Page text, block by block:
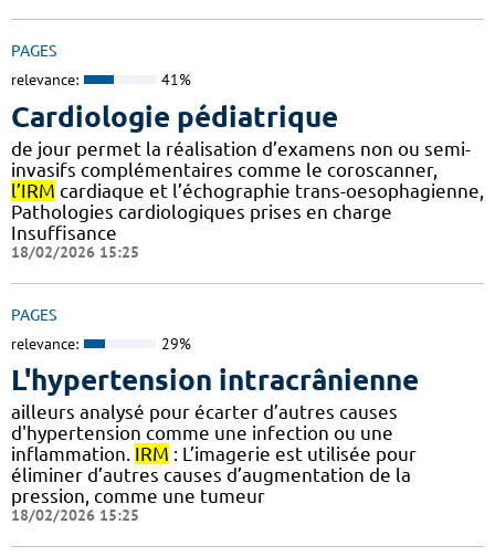
PAGES
relevance: 41%
Cardiologie pédiatrique
de jour permet la réalisation d’examens non ou semi-
invasifs complémentaires comme le coroscanner,
l’IRM cardiaque et l’échographie trans-oesophagienne,
Pathologies cardiologiques prises en charge
Insuffisance
18/02/2026 15:25
PAGES
relevance: 29%
L'hypertension intracrânienne
ailleurs analysé pour écarter d’autres causes
d'hypertension comme une infection ou une
inflammation. IRM : L’imagerie est utilisée pour
éliminer d’autres causes d’augmentation de la
pression, comme une tumeur
18/02/2026 15:25